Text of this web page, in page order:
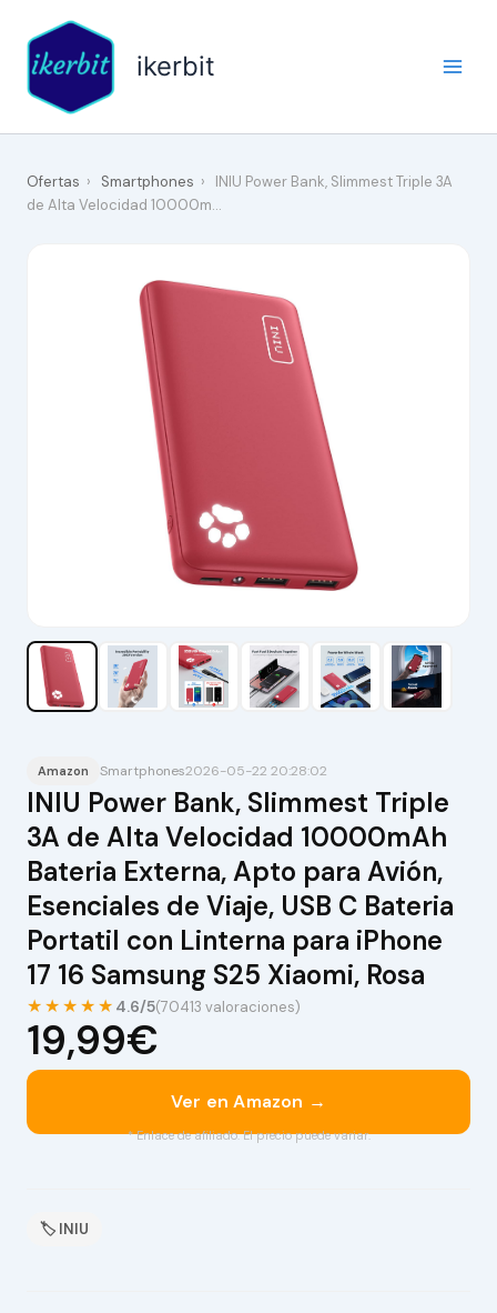
contenido
ikerbit
Ofertas › Smartphones ›
INIU Power Bank, Slimmest Triple 3A
de Alta Velocidad 10000m…
Amazon Smartphones2026-05-22 20:28:02
INIU Power Bank, Slimmest Triple
3A de Alta Velocidad 10000mAh
Bateria Externa, Apto para Avión,
Esenciales de Viaje, USB C Bateria
Portatil con Linterna para iPhone
17 16 Samsung S25 Xiaomi, Rosa
★★★★★ 4.6/5(70413 valoraciones)
19,99€
Ver en Amazon →
* Enlace de afiliado. El precio puede variar.
🏷 INIU